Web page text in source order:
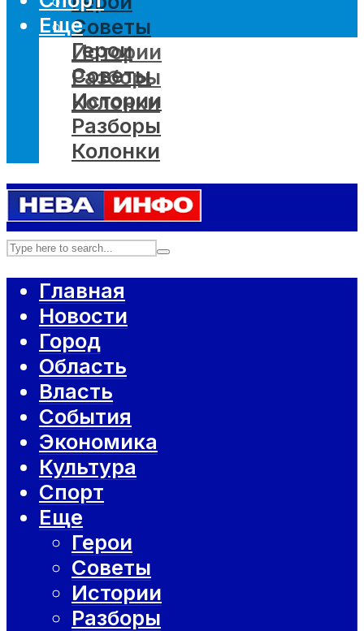
Советы
Истории
Разборы
Колонки
Еще
Герои
Советы
Истории
Разборы
Колонки
Главная
Новости
Город
Область
Власть
События
Экономика
Культура
Спорт
Еще
Герои
Советы
Истории
Разборы